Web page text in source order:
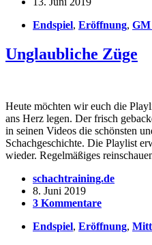
Endspiel, Eröffnung, GM
Unglaubliche Züge
Heute möchten wir euch die
ans Herz legen. Der frisch
in seinen Videos die schönsten
Schachgeschichte. Die Playlist
wieder. Regelmäßiges
schachtraining.de
8. Juni 2019
3 Kommentare
Endspiel, Eröffnung,